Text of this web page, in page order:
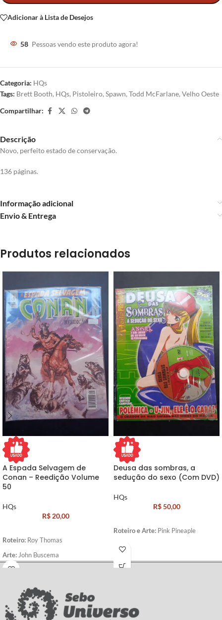
Adicionar à Lista de Desejos
58 Pessoas vendo este produto agora!
Categoria: HQs
Tags: Brett Booth, HQs, Pistoleiro, Spawn, Todd McFarlane, Velho Oeste
Compartilhar:
Descrição
Novo, perfeito estado de conservação.
136 páginas.
Informação adicional
Envio & Entrega
Produtos relacionados
A Espada Selvagem de
Conan – Reedição Volume
50
HQs
R$20,00
Roteiro: Roy Thomas
Arte: John Buscema
Deusa das sombras, a
sedução do sexo (Com DVD)
HQs
R$50,00
Roteiro e Arte: Pink Pineaple